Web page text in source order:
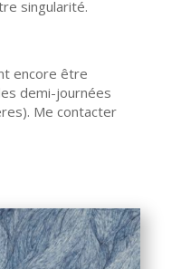
singularité.
encore être
demi-journées
Me contacter